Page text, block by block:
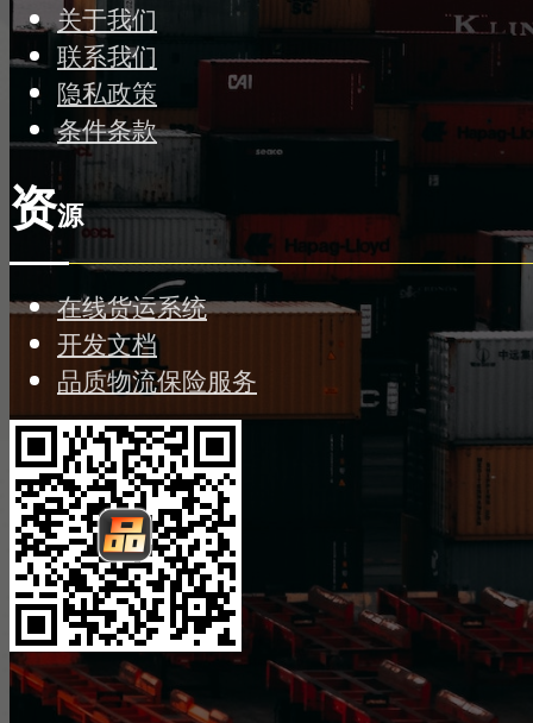
关于我们
联系我们
隐私政策
条件条款
资源
在线货运系统
开发文档
品质物流保险服务